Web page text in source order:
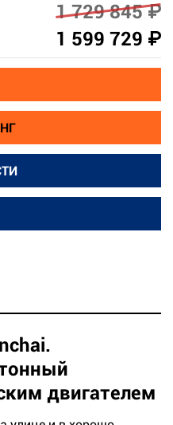
1 729 845 ₽
1 599 729 ₽
двигателем